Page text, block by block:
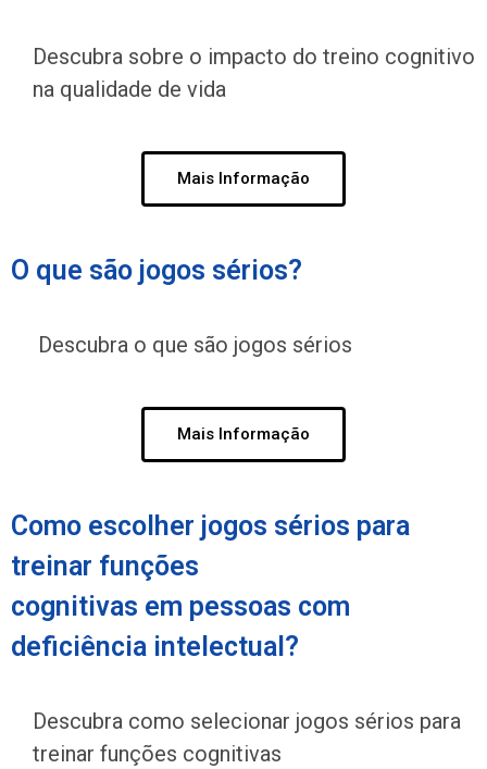
Descubra sobre o impacto do treino cognitivo
na qualidade de vida
Mais Informação
O que são jogos sérios?
Descubra o que são jogos sérios
Mais Informação
Como escolher jogos sérios para
treinar funções
cognitivas em pessoas com
deficiência intelectual?
Descubra como selecionar jogos sérios para
treinar funções cognitivas